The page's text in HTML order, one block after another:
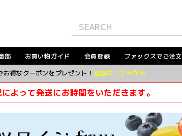
部 お買い物ガイド 会員登録
ファックスでご注文
得なクーポンをプレゼント！ 登録はコチラから
よって発送にお時間をいただきます。